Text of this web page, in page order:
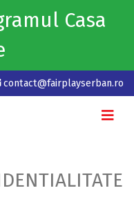
Casa
contact@fairplayserban.ro